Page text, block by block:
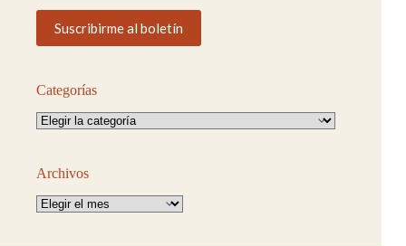
Categorías
Categorías
Archivos
Archivos